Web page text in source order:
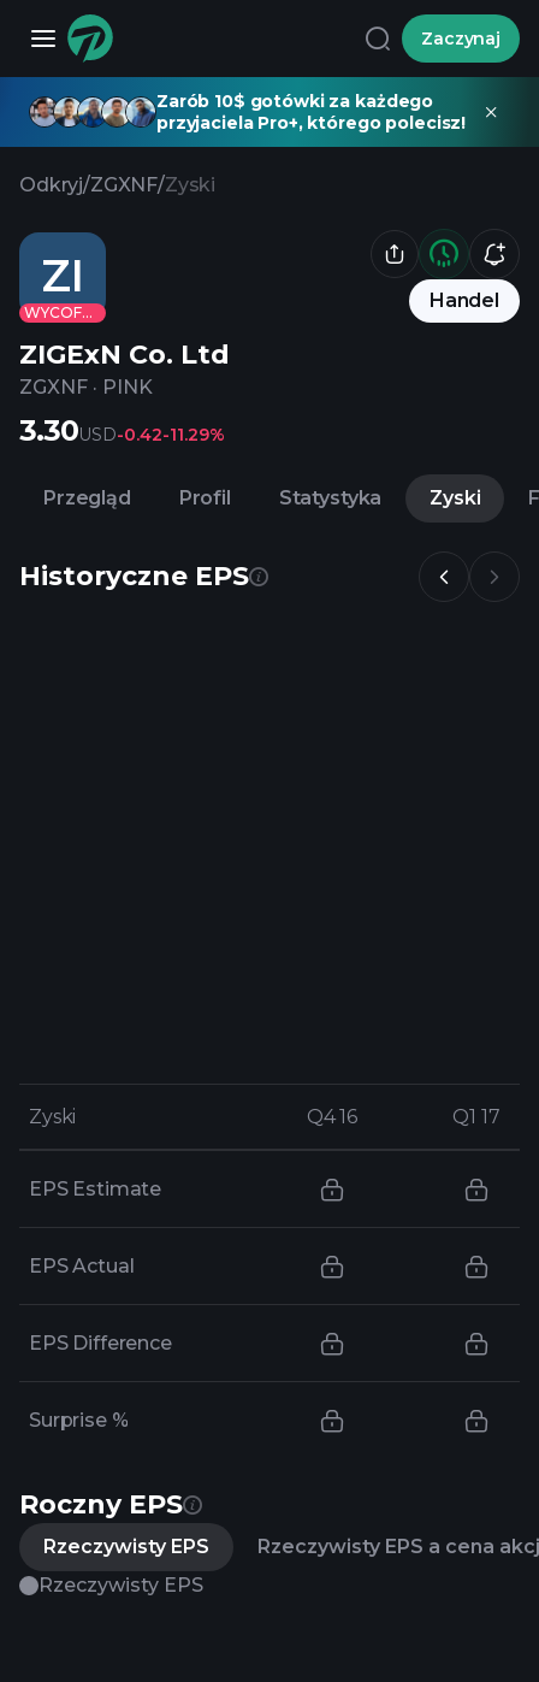
Zaczynaj
Zarób 10$ gotówki za każdego
przyjaciela Pro+, którego polecisz!
Odkryj/ZGXNF/Zyski
ZI
WYCOFANE
Handel
ZIGExN Co. Ltd
ZGXNF · PINK
3.30USD-0.42-11.29%
Przegląd Profil Statystyka Zyski
Historyczne EPS
Zyski Q4 16 Q1 17
Zyski Q4 16 Q1 17
EPS Estimate
EPS Actual
EPS Difference
Surprise %
Roczny EPS
Rzeczywisty EPS
Rzeczywisty EPS a cena
Rzeczywisty EPS